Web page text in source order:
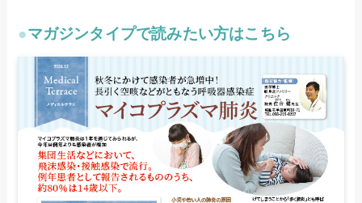
●マガジンタイプで読みたい方はこちら